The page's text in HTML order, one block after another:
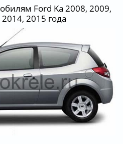
Ford Ka 2008, 2009,
2015 года